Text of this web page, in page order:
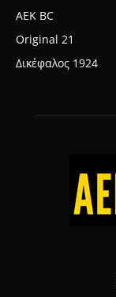
AEK BC
Original 21
Δικέφαλος 1924